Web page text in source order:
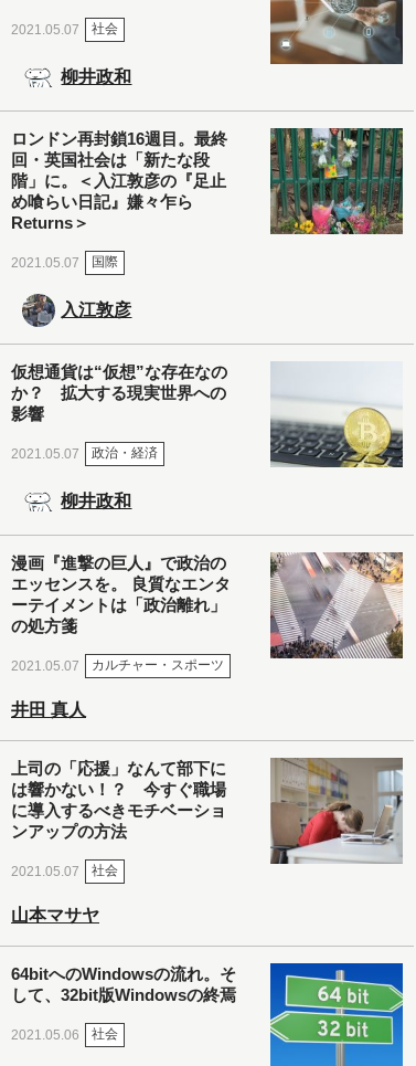
2021.05.07 社会
柳井政和
ロンドン再封鎖16週目。最終
回・英国社会は「新たな段
階」に。＜入江敦彦の『足止
め喰らい日記』嫌々乍ら
Returns＞
2021.05.07 国際
入江敦彦
仮想通貨は“仮想”な存在なの
か？ 拡大する現実世界への
影響
2021.05.07 政治・経済
柳井政和
漫画『進撃の巨人』で政治の
エッセンスを。 良質なエンタ
ーテイメントは「政治離れ」
の処方箋
2021.05.07 カルチャー・スポーツ
井田 真人
上司の「応援」なんて部下に
は響かない！？ 今すぐ職場
に導入するべきモチベーショ
ンアップの方法
2021.05.07 社会
山本マサヤ
64bitへのWindowsの流れ。そ
して、32bit版Windowsの終焉
2021.05.06 社会